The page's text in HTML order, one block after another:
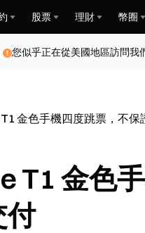
股票 理財 幣圈
您似乎正在從美國地區訪問我
金色手機四度跳票，不保
T1 金色
付